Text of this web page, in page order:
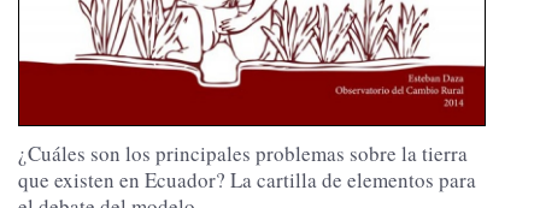
¿Cuáles son los principales problemas sobre la tierra
que existen en Ecuador? La cartilla de elementos para